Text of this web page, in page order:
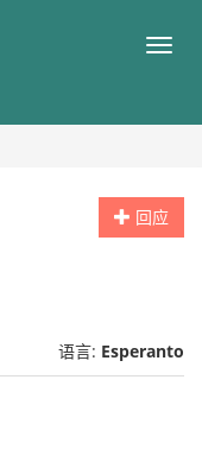
目
回应
语言: Esperanto